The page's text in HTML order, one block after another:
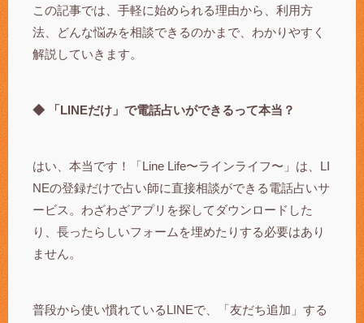
この記事では、手軽に始められる理由から、利用方
法、どんな悩みを相談できるのかまで、わかりやすく
解説していきます。
◆ 「LINEだけ」で電話占いができるって本当？
はい、本当です！「Line Life〜ラインライフ〜」は、LI
NEの登録だけで占い師に直接相談ができる電話占いサ
ービス。わざわざアプリを探してダウンロードした
り、長ったらしいフォームを埋めたりする必要はあり
ません。
普段から使い慣れているLINEで、「友だち追加」する